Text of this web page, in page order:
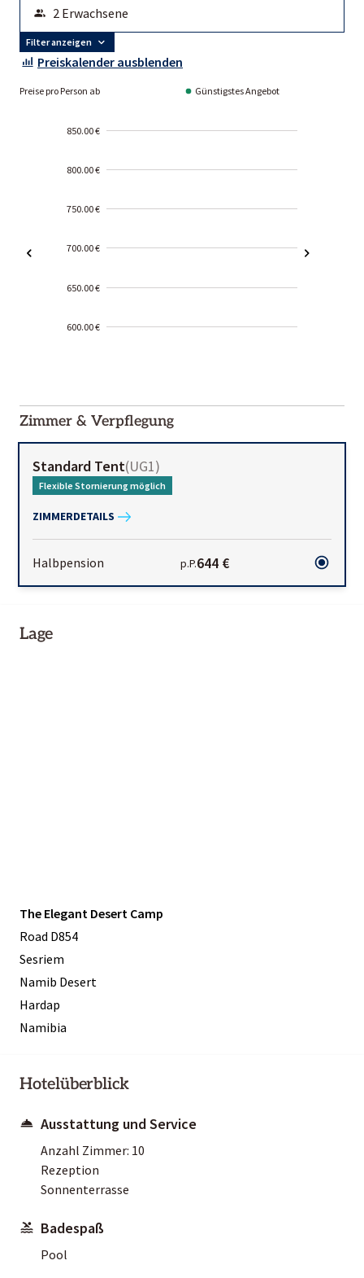
Filter anzeigen
Preiskalender ausblenden
Preise pro Person ab Günstigstes Angebot
850.00 €
800.00 €
750.00 €
700.00 €
650.00 €
600.00 €
01-02
Zimmer & Verpflegung
Standard Tent(UG1)
Flexible Stornierung möglich
ZIMMERDETAILS
Halbpension p.P.644 €
Lage
The Elegant Desert Camp
Road D854
Sesriem
Namib Desert
Hardap
Namibia
Hotelüberblick
Ausstattung und Service
Anzahl Zimmer: 10
Rezeption
Sonnenterrasse
Badespaß
Pool